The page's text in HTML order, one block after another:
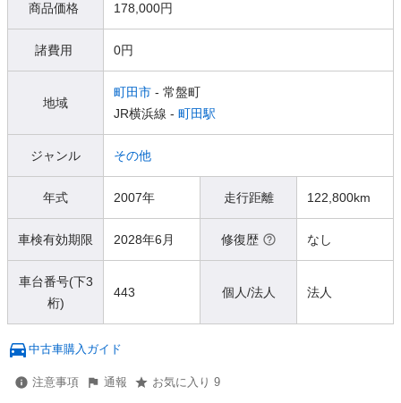
商品価格 178,000円
諸費用 0円
地域
町田市 - 常盤町
JR横浜線 - 町田駅
ジャンル その他
年式 2007年 走行距離 122,800km
車検有効期限 2028年6月 修復歴 なし
車台番号(下3
桁)
443 個人/法人 法人
中古車購入ガイド
注意事項 通報 お気に入り 9